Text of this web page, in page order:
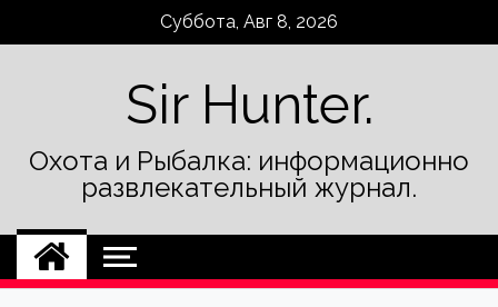
Суббота, Авг 8, 2026
Sir Hunter.
Охота и Рыбалка: информационно
развлекательный журнал.